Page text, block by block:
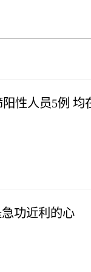
性人员5例 均
功近利的心